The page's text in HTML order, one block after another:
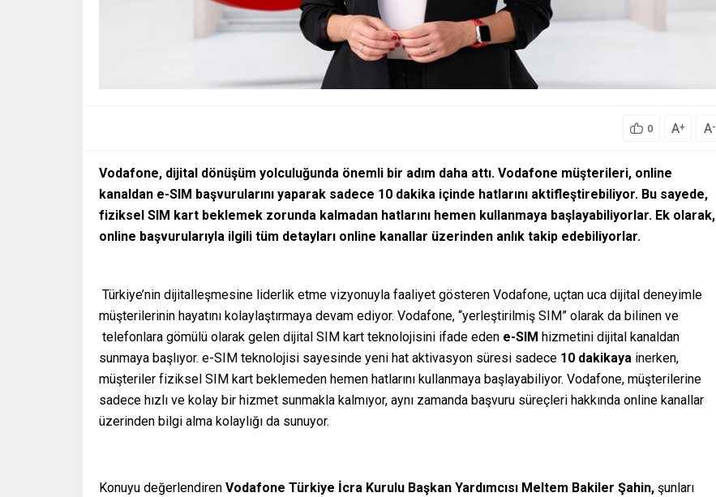
0 A+ A-
Vodafone, dijital dönüşüm yolculuğunda önemli bir adım daha attı. Vodafone müşterileri, online
kanaldan e-SIM başvurularını yaparak sadece 10 dakika içinde hatlarını aktifleştirebiliyor. Bu sayede,
fiziksel SIM kart beklemek zorunda kalmadan hatlarını hemen kullanmaya başlayabiliyorlar. Ek olarak,
online başvurularıyla ilgili tüm detayları online kanallar üzerinden anlık takip edebiliyorlar.
Türkiye’nin dijitalleşmesine liderlik etme vizyonuyla faaliyet gösteren Vodafone, uçtan uca dijital deneyimle
müşterilerinin hayatını kolaylaştırmaya devam ediyor. Vodafone, “yerleştirilmiş SIM” olarak da bilinen ve
telefonlara gömülü olarak gelen dijital SIM kart teknolojisini ifade eden e-SIM hizmetini dijital kanaldan
sunmaya başlıyor. e-SIM teknolojisi sayesinde yeni hat aktivasyon süresi sadece 10 dakikaya inerken,
müşteriler fiziksel SIM kart beklemeden hemen hatlarını kullanmaya başlayabiliyor. Vodafone, müşterilerine
sadece hızlı ve kolay bir hizmet sunmakla kalmıyor, aynı zamanda başvuru süreçleri hakkında online kanallar
üzerinden bilgi alma kolaylığı da sunuyor.
Konuyu değerlendiren Vodafone Türkiye İcra Kurulu Başkan Yardımcısı Meltem Bakiler Şahin, şunları